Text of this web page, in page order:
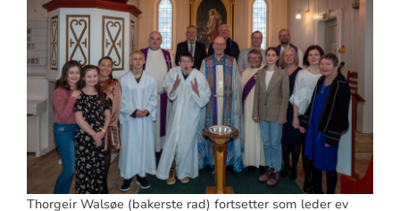
Thorgeir Walsøe (bakerste rad) fortsetter som leder ev